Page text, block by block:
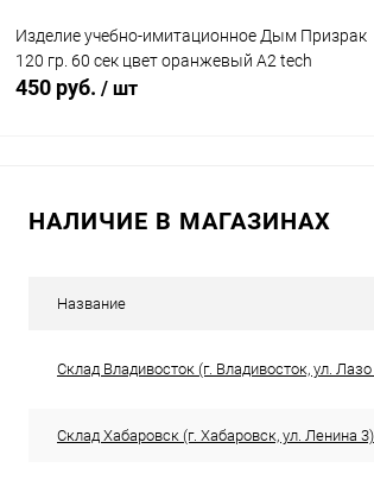
Изделие учебно-имитационное Дым Призрак
120 гр. 60 сек цвет оранжевый A2 tech
450 руб. / шт
НАЛИЧИЕ В МАГАЗИНАХ
Название
Склад Владивосток (г. Владивосток, ул. Лазо
Склад Хабаровск (г. Хабаровск, ул. Ленина 3)